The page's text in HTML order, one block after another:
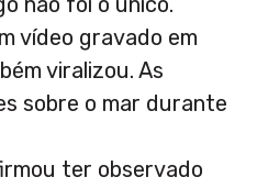
vídeo gravado em
viralizou. As
sobre o mar durante
ter observado